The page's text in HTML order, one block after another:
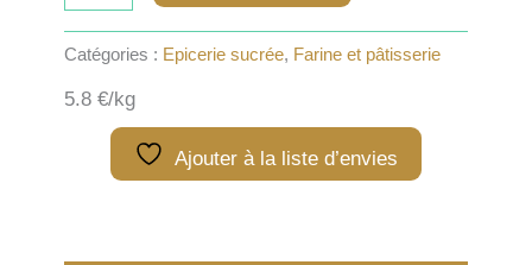
de
fine
Catégories : Epicerie sucrée, Farine et pâtisserie
5.8 €/kg
Ajouter à la liste d’envies